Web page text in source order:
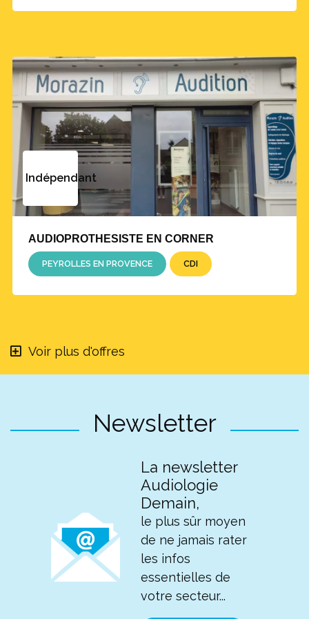
un étudiant en audioprothèse (source : Fnéa/Fage
2022)
En revanche, le SDA ne s’oppose pas à une
d’ailleurs la loi. «C’est ce que font certains
maîtres de stage audioprothésistes, commente
Pour Josselin Masset, tout le monde doit être
choix du terrain de stage d’un étudiant soit
influencé par le montant des indemnités qu’il
pourrait toucher. Et il ne faut pas que le facteur
financier empêche un étudiant de s’orienter vers
un maître de stage qui correspond à la spécialité
qu’il souhaite, comme la pédiatrie. Certaines
filières ont déjà mis en place de tels systèmes
d’indemnités, avec des indicateurs pour chaque
année... Les choses sont bien bornées.»
Indépendant
AUDIOPROTHESISTE EN CORNER
PEYROLLES EN PROVENCE CDI
Voir plus d'offres
Newsletter
La newsletter
Audiologie
Demain,
le plus sûr moyen
de ne jamais rater
les infos
essentielles de
votre secteur...